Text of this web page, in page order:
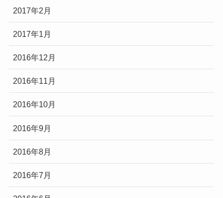
2017年2月
2017年1月
2016年12月
2016年11月
2016年10月
2016年9月
2016年8月
2016年7月